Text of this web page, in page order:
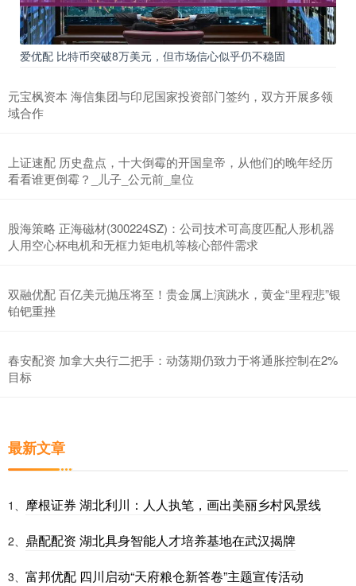
爱优配 比特币突破8万美元，但市场信心似乎仍不稳固
元宝枫资本 海信集团与印尼国家投资部门签约，双方开展多领
域合作
上证速配 历史盘点，十大倒霉的开国皇帝，从他们的晚年经历
看看谁更倒霉？_儿子_公元前_皇位
股海策略 正海磁材(300224SZ)：公司技术可高度匹配人形机器
人用空心杯电机和无框力矩电机等核心部件需求
双融优配 百亿美元抛压将至！贵金属上演跳水，黄金“里程悲”银
铂钯重挫
春安配资 加拿大央行二把手：动荡期仍致力于将通胀控制在2%
目标
最新文章
1、 摩根证券 湖北利川：人人执笔，画出美丽乡村风景线
2、 鼎配配资 湖北具身智能人才培养基地在武汉揭牌
3、 富邦优配 四川启动“天府粮仓新答卷”主题宣传活动